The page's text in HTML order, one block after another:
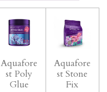
Aquafore
st Poly
Glue
Aquafore
st Stone
Fix